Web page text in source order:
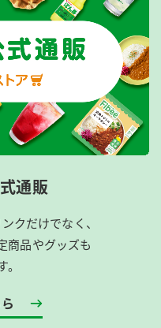
通販
クだけでなく、
商品やグッズも